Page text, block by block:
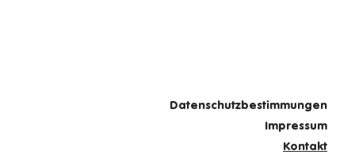
Datenschutzbestimmungen
Impressum
Kontakt